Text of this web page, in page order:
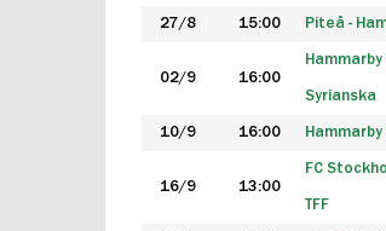
27/8 15:00 Piteå -
02/9 16:00
Hammarby
Syrianska
10/9 16:00 Hammarby
16/9 13:00
FC
TFF